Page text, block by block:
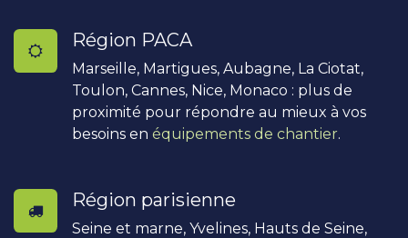
Région PACA
Marseille, Martigues, Aubagne, La Ciotat,
Toulon, Cannes, Nice, Monaco : plus de
proximité pour répondre au mieux à vos
besoins en équipements de chantier.
Région parisienne
Seine et marne, Yvelines, Hauts de Seine,